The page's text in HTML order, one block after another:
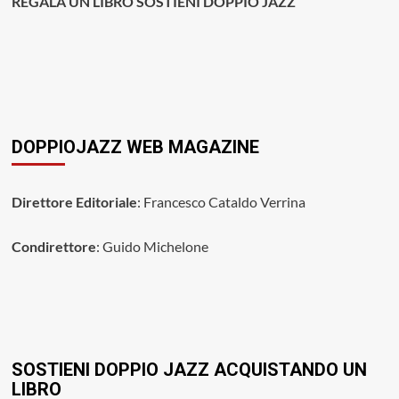
DOPPIOJAZZ WEB MAGAZINE
Direttore Editoriale: Francesco Cataldo Verrina
Condirettore: Guido Michelone
SOSTIENI DOPPIO JAZZ ACQUISTANDO UN
LIBRO